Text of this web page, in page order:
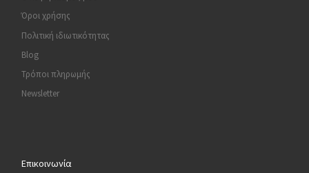
Όροι χρήσης
Πολιτική ιδιωτικότητας
Blog
Τρόποι πληρωμής
Newsletter
Επικοινωνία